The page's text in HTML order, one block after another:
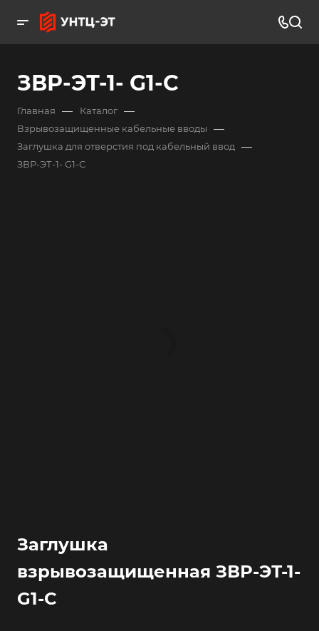
ЗВР-ЭТ-1- G1-С
Главная — Каталог —
Взрывозащищенные кабельные вводы —
Заглушка для отверстия под кабельный ввод —
ЗВР-ЭТ-1- G1-С
Заглушка
взрывозащищенная ЗВР-ЭТ-1-
G1-С